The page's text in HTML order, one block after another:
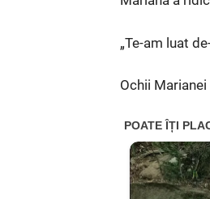
„Te-am luat
Ochii